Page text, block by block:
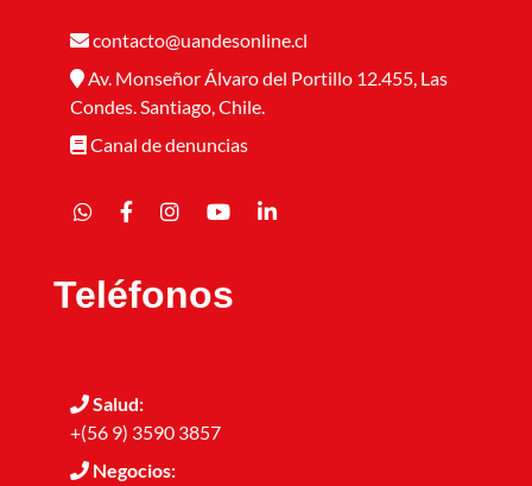
contacto@uandesonline.cl
Av. Monseñor Álvaro del Portillo 12.455, Las
Condes. Santiago, Chile.
Canal de denuncias
Teléfonos
Salud:
+(56 9) 3590 3857
Negocios: